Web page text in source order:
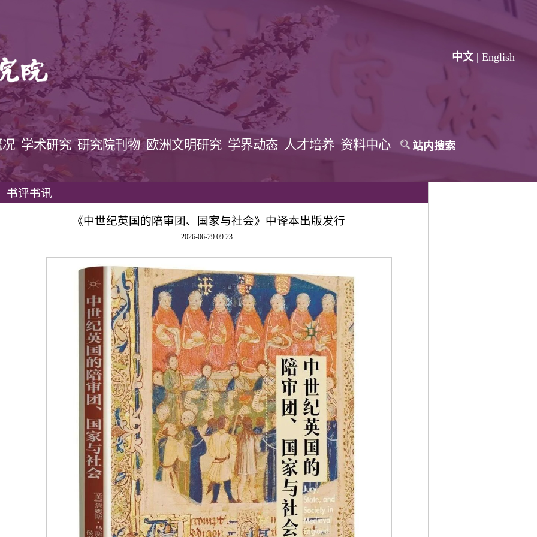
中文 | English
况学术研究研究院刊物欧洲文明研究 学界动态 人才培养 资料中心 站内搜索
书评书讯
《中世纪英国的陪审团、国家与社会》中译本出版发行
2026-06-29 09:23